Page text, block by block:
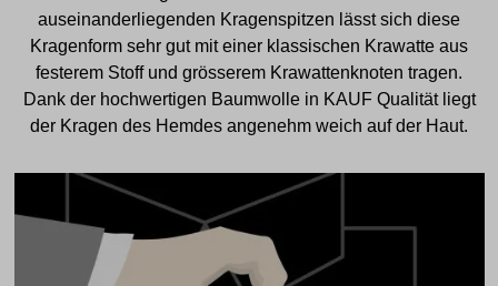
auseinanderliegenden Kragenspitzen lässt sich diese
Kragenform sehr gut mit einer klassischen Krawatte aus
festerem Stoff und grösserem Krawattenknoten tragen.
Dank der hochwertigen Baumwolle in KAUF Qualität liegt
der Kragen des Hemdes angenehm weich auf der Haut.